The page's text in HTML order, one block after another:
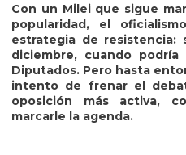
Con un Milei que sigue
popularidad, el
estrategia de resistencia:
diciembre, cuando
Diputados. Pero hasta
intento de frenar el
oposición más activa,
marcarle la agenda.